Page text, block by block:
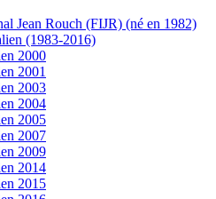
Jean Rouch (FIJR) (né en 1982)
(1983-2016)
2000
2001
2003
2004
2005
2007
2009
2014
2015